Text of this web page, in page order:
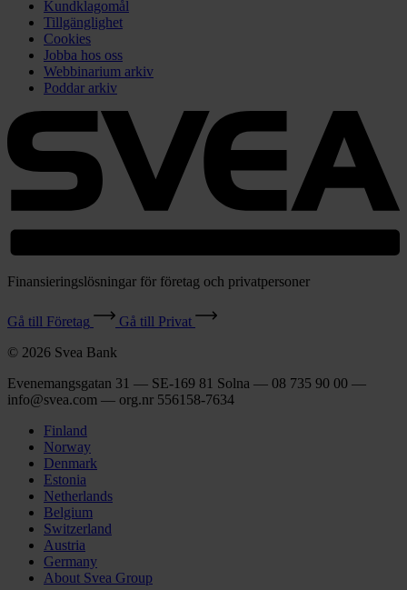
Kundklagomål
Tillgänglighet
Cookies
Jobba hos oss
Webbinarium arkiv
Poddar arkiv
Finansieringslösningar för företag och privatpersoner
Gå till Företag
Gå till Privat
© 2026 Svea Bank
Evenemangsgatan 31 — SE-169 81 Solna — 08 735 90 00 —
info@svea.com — org.nr 556158‑7634
Finland
Norway
Denmark
Estonia
Netherlands
Belgium
Switzerland
Austria
Germany
About Svea Group